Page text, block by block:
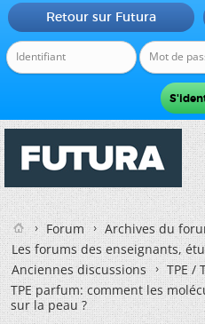
Retour sur Futura
Forum
Archives du
Les forums des enseignants,
Anciennes discussions
TPE /
TPE parfum: comment les
sur la peau ?